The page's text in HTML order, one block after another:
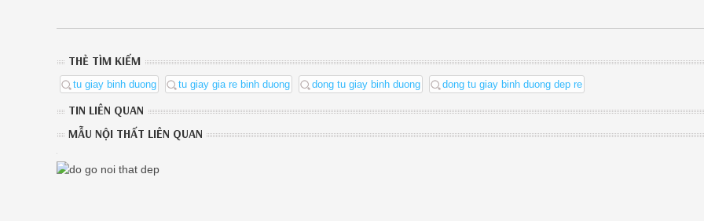
THẺ TÌM KIẾM
tu giay binh duong tu giay gia re binh duong dong tu giay binh duong dong tu giay binh duong dep re
TIN LIÊN QUAN
MẪU NỘI THẤT LIÊN QUAN